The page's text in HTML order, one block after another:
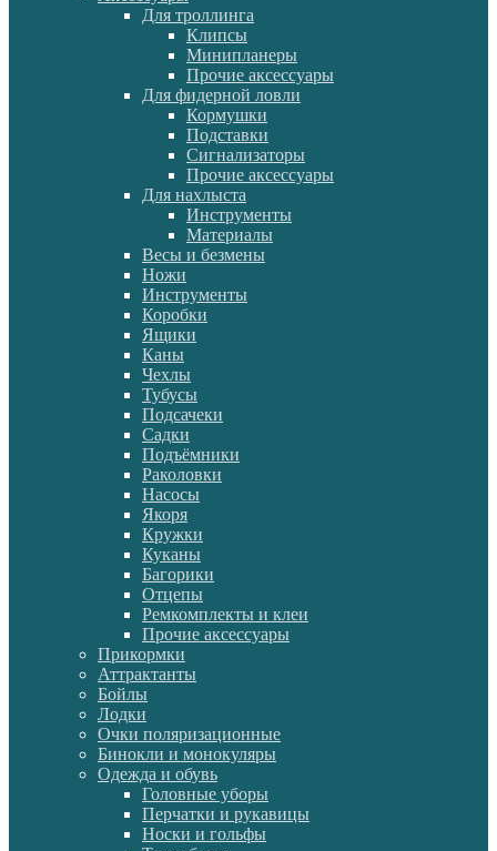
Для троллинга
Клипсы
Минипланеры
Прочие аксессуары
Для фидерной ловли
Кормушки
Подставки
Сигнализаторы
Прочие аксессуары
Для нахлыста
Инструменты
Материалы
Весы и безмены
Ножи
Инструменты
Коробки
Ящики
Каны
Чехлы
Тубусы
Подсачеки
Садки
Подъёмники
Раколовки
Насосы
Якоря
Кружки
Куканы
Багорики
Отцепы
Ремкомплекты и клеи
Прочие аксессуары
Прикормки
Аттрактанты
Бойлы
Лодки
Очки поляризационные
Бинокли и монокуляры
Одежда и обувь
Головные уборы
Перчатки и рукавицы
Носки и гольфы